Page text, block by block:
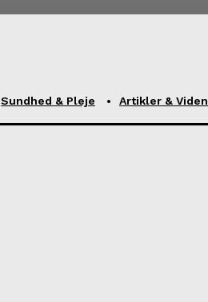
Sundhed & Pleje Artikler & Viden